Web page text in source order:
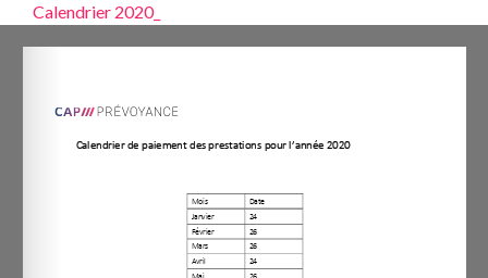
Calendrier 2020_